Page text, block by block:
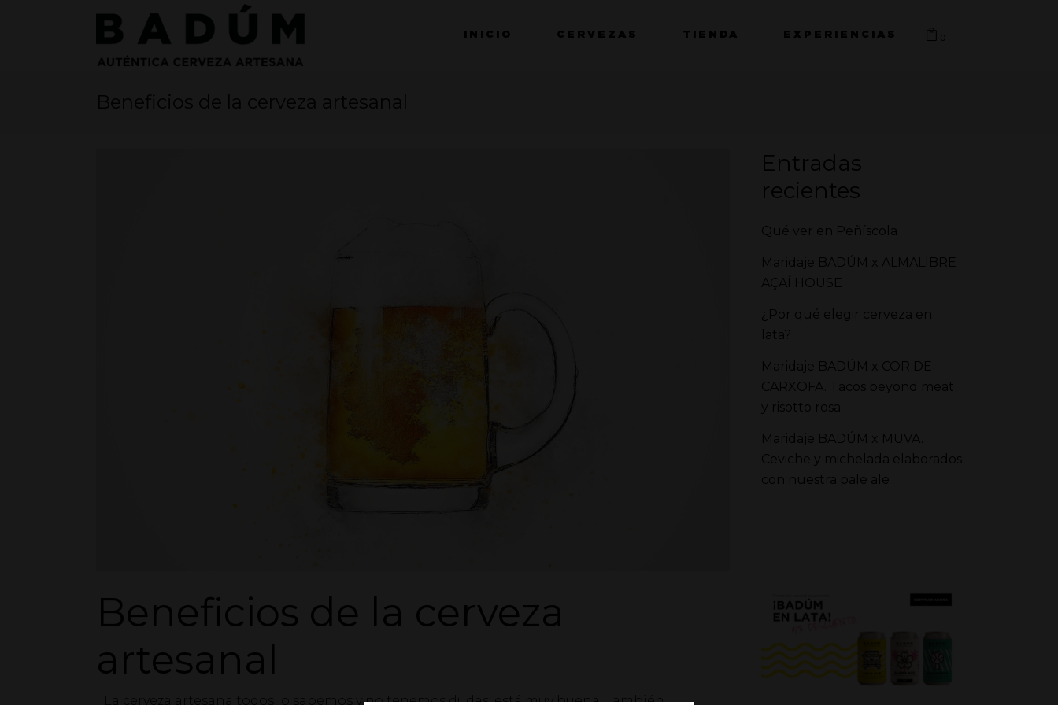
0
INICIO CERVEZAS TIENDA EXPERIENCIAS
Beneficios de la cerveza
artesanal
La cerveza artesana todos lo sabemos y no tenemos dudas, está muy buena. También
Entradas
recientes
Qué ver en Peñíscola
Maridaje BADÚM x ALMALIBRE
AÇAÍ HOUSE
¿Por qué elegir cerveza en
lata?
Maridaje BADÚM x COR DE
CARXOFA. Tacos beyond meat
y risotto rosa
Maridaje BADÚM x MUVA.
Ceviche y michelada elaborados
con nuestra pale ale